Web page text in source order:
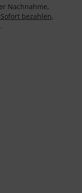
Nachnahme,
bezahlen,